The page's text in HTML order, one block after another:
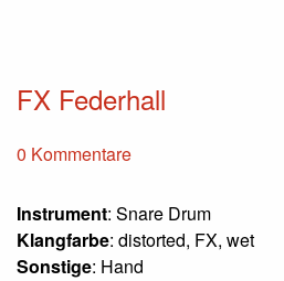
FX Federhall
0 Kommentare
Instrument: Snare Drum
Klangfarbe: distorted, FX, wet
Sonstige: Hand